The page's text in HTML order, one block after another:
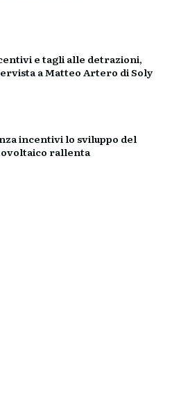
e tagli alle detrazioni,
a Matteo Artero di Soly
incentivi lo sviluppo del
rallenta